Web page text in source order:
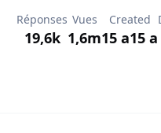
Réponses
19,6k
Vues
1,6m
Created
15 a15 a